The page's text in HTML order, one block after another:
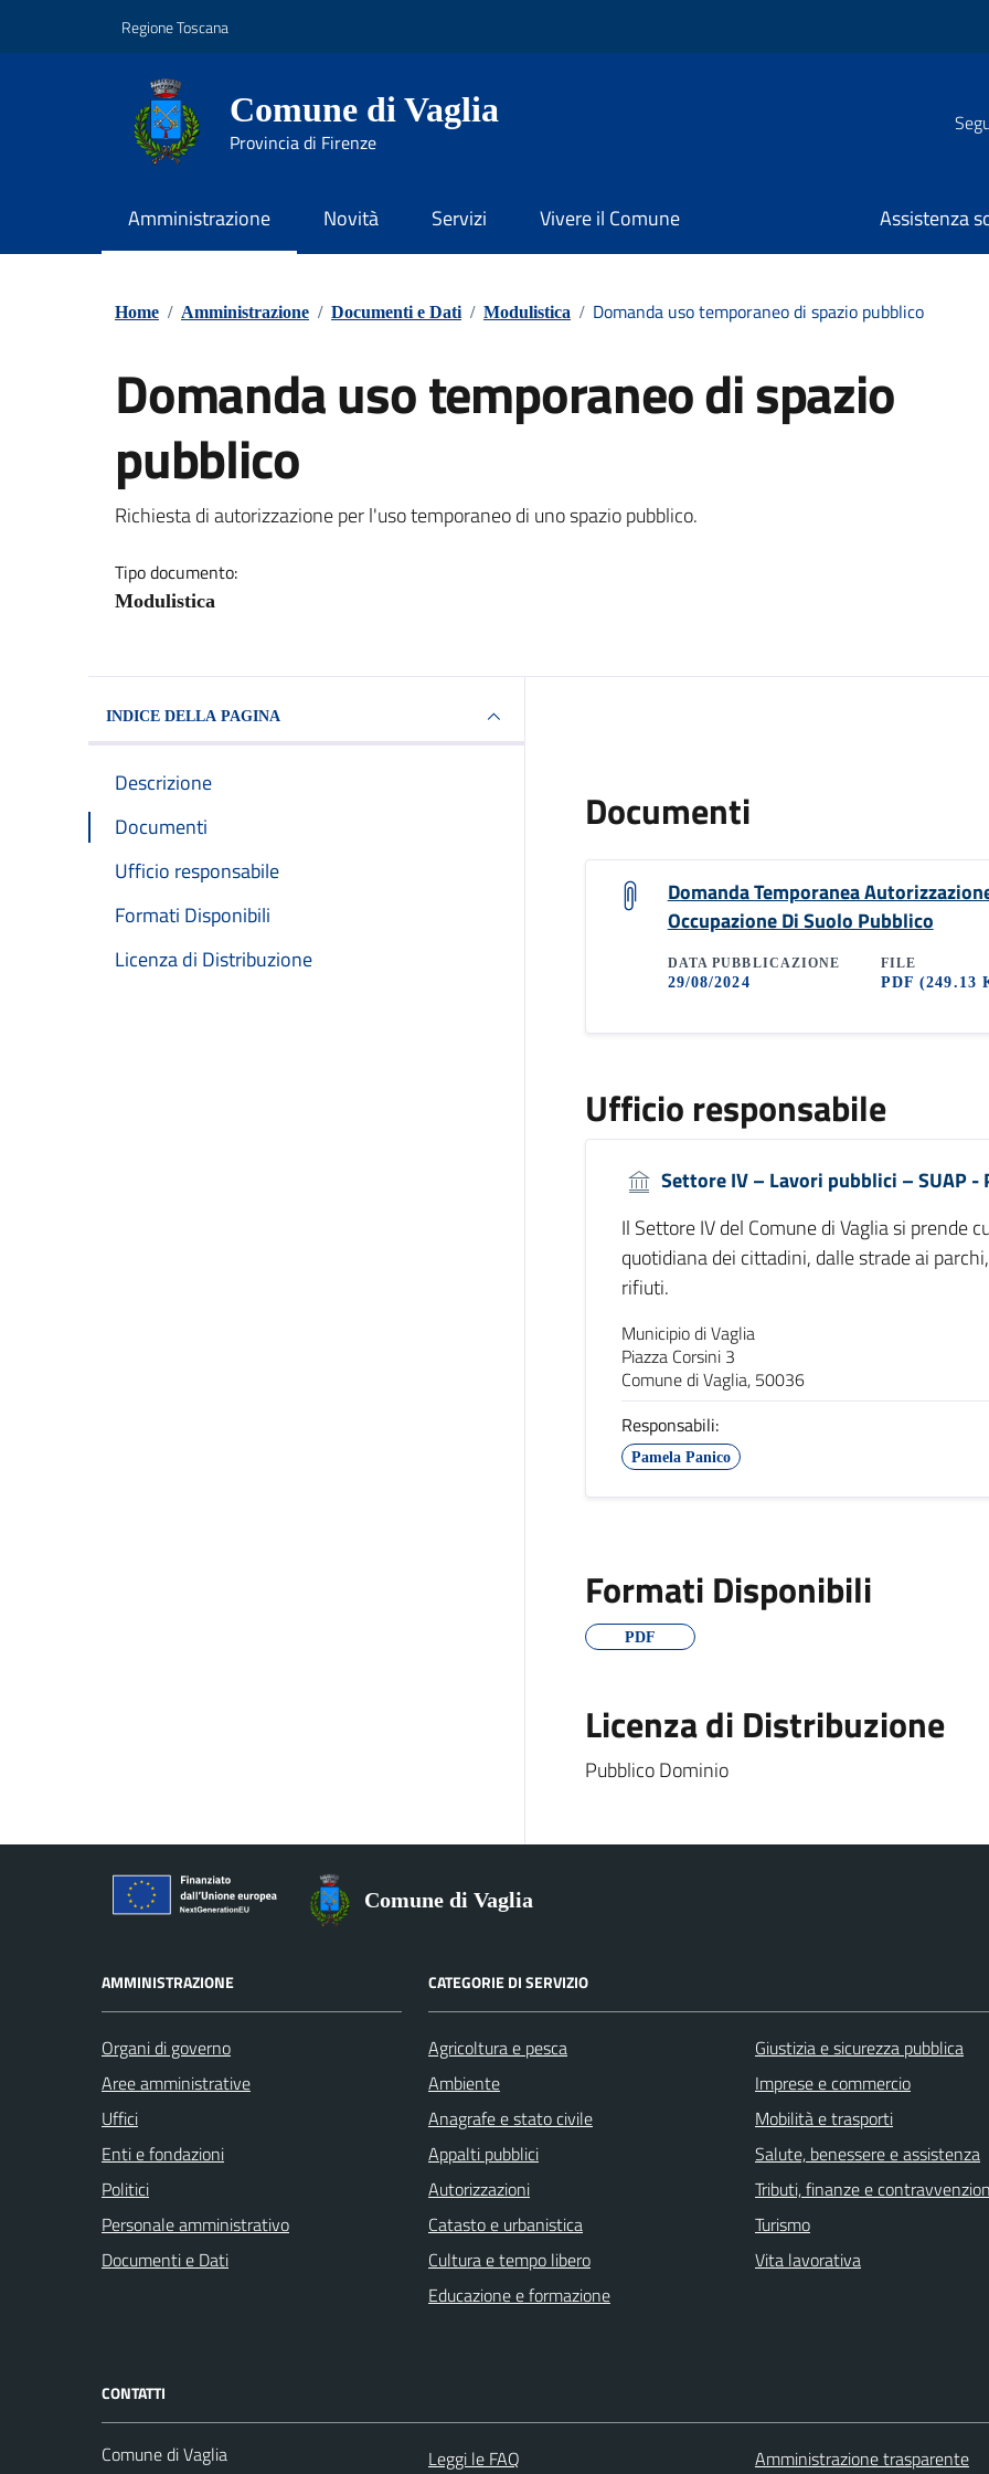
Regione Toscana
Comune di Vaglia
Provincia di Firenze
Amministrazione Novità Servizi Vivere il Comune Assistenza
Home / Amministrazione / Documenti e Dati / Modulistica / Domanda uso temporaneo di spazio pubblico
Domanda uso temporaneo di spazio
pubblico
Dettagli del documento
Richiesta di autorizzazione per l'uso temporaneo di uno spazio pubblico.
Tipo documento:
Modulistica
INDICE DELLA PAGINA
Descrizione
Documenti
Ufficio responsabile
Formati Disponibili
Licenza di Distribuzione
Documenti
Domanda Temporanea
Occupazione Di Suolo Pubblico
DATA PUBBLICAZIONE
29/08/2024
FILE
PDF(249.13
Ufficio responsabile
Settore IV – Lavori pubblici – SUAP
Il Settore IV del Comune di Vaglia si prende
quotidiana dei cittadini, dalle strade ai
rifiuti.
Municipio di Vaglia
Piazza Corsini 3
Comune di Vaglia, 50036
Responsabili:
Pamela Panico
Formati Disponibili
PDF
Licenza di Distribuzione
Pubblico Dominio
Comune di Vaglia
AMMINISTRAZIONE
Organi di governo
Aree amministrative
Uffici
Enti e fondazioni
Politici
Personale amministrativo
Documenti e Dati
CATEGORIE DI SERVIZIO
Agricoltura e pesca
Ambiente
Anagrafe e stato civile
Appalti pubblici
Autorizzazioni
Catasto e urbanistica
Cultura e tempo libero
Educazione e formazione
Giustizia e sicurezza pubblica
Imprese e commercio
Mobilità e trasporti
Salute, benessere e assistenza
Tributi, finanze e
Turismo
Vita lavorativa
CONTATTI
Comune di Vaglia
Leggi le FAQ Amministrazione trasparente